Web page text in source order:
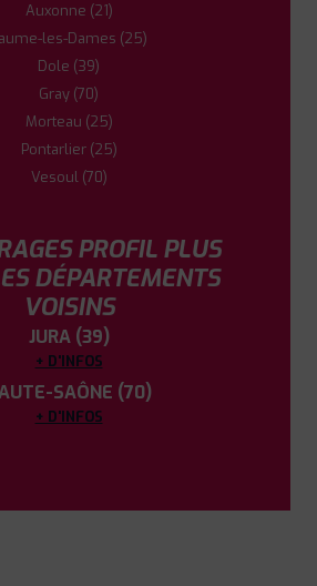
ZAC EN
FOUCHERANS DOLE
Auxonne (21)
les-Dames (25)
Dole (39)
Gray (70)
Morteau (25)
Pontarlier (25)
Vesoul (70)
PROFIL PLUS
DÉPARTEMENTS
VOISINS
JURA (39)
+ D'INFOS
SAÔNE (70)
+ D'INFOS